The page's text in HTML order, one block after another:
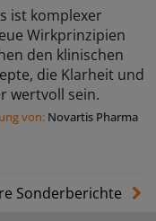
ist komplexer
Wirkprinzipien
den klinischen
die Klarheit und
wertvoll sein.
von: Novartis Pharma
Sonderberichte